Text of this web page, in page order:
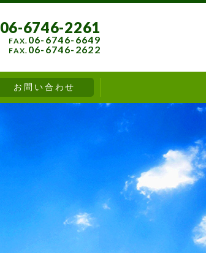
06-6746-2261
06-6746-6649
06-6746-2622
お問い合わせ